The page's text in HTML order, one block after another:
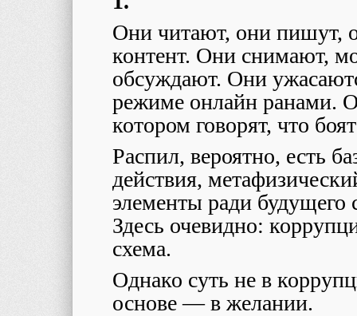
Они читают, они пишут,
контент. Они снимают,
обсуждают. Они
режиме онлайн ранами.
котором говорят, что
Распил, вероятно, есть
действия,
элементы ради будущего
Здесь очевидно:
схема.
Однако суть не в
основе — в желании.